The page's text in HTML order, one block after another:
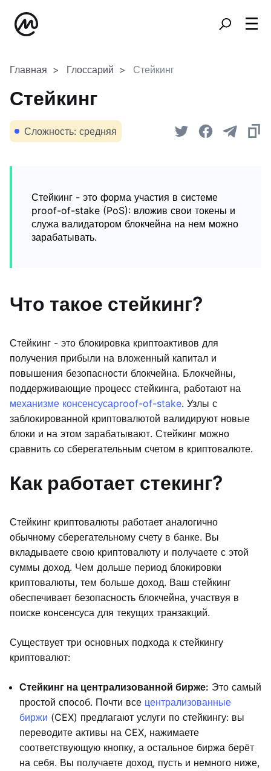
Главная Глоссарий Стейкинг
Стейкинг
Сложность: средняя
Стейкинг - это форма участия в системе
proof-of-stake (PoS): вложив свои токены и
служа валидатором блокчейна на нем можно
зарабатывать.
Что такое стейкинг?
Стейкинг - это блокировка криптоактивов для
получения прибыли на вложенный капитал и
повышения безопасности блокчейна. Блокчейны,
поддерживающие процесс стейкинга, работают на
механизме консенсусаproof-of-stake. Узлы с
заблокированной криптовалютой валидируют новые
блоки и на этом зарабатывают. Стейкинг можно
сравнить со сберегательным счетом в криптовалюте.
Как работает стекинг?
Стейкинг криптовалюты работает аналогично
обычному сберегательному счету в банке. Вы
вкладываете свою криптовалюту и получаете с этой
суммы доход. Чем дольше период блокировки
криптовалюты, тем больше доход. Ваш стейкинг
обеспечивает безопасность блокчейна, участвуя в
поиске консенсуса для текущих транзакций.
Существует три основных подхода к стейкингу
криптовалют:
Стейкинг на централизованной бирже: Это самый
простой способ. Почти все централизованные
биржи (CEX) предлагают услуги по стейкингу: вы
переводите активы на CEX, нажимаете
соответствующую кнопку, а остальное биржа берёт
на себя. Вы получаете доход, пусть и немного ниже,